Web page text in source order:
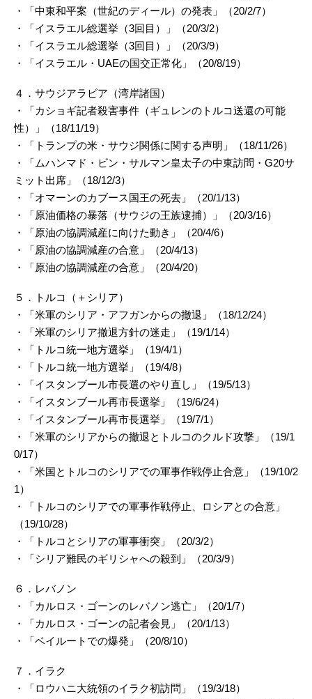
・「中東和平案（世紀のディール）の発表」（20/2/7）
・「イスラエル総選挙（3回目）」（20/3/2）
・「イスラエル総選挙（3回目）」（20/3/9）
・「イスラエル・UAEの国交正常化」（20/8/19）
４．サウジアラビア（湾岸諸国）
・「カショギ記者殺害事件（ギュレンのトルコ送還の可能
性）」（18/11/19）
・「トランプの米・サウジ関係に関する声明」（18/11/26）
・「ムハンマド・ビン・サルマン皇太子の中東訪問・G20サ
ミット出席」（18/12/3）
・「オマーンのカブース国王の死去」（20/1/13）
・「原油価格の暴落（サウジの王族逮捕）」（20/3/16）
・「原油の協調減産に向けた動き」（20/4/6）
・「原油の協調減産の合意」（20/4/13）
・「原油の協調減産の合意」（20/4/20）
５．トルコ（＋シリア）
・「米軍のシリア・アフガンからの撤退」（18/12/24）
・「米軍のシリア撤退方針の迷走」（19/1/14）
・「トルコ統一地方選挙」（19/4/1）
・「トルコ統一地方選挙」（19/4/8）
・「イスタンブール市長選のやり直し」（19/5/13）
・「イスタンブール再市長選挙」（19/6/24）
・「イスタンブール再市長選挙」（19/7/1）
・「米軍のシリアからの撤退とトルコのクルド攻撃」（19/1
0/17）
・「米国とトルコのシリアでの軍事作戦停止合意」（19/10/2
1）
・「トルコのシリアでの軍事作戦停止、ロシアとの合意」
（19/10/28）
・「トルコとシリアの軍事衝突」（20/3/2）
・「シリア難民のギリシャへの殺到」（20/3/9）
６．レバノン
・「カルロス・ゴーンのレバノン逃亡」（20/1/7）
・「カルロス・ゴーンの記者会見」（20/1/13）
・「ベイルートでの爆発」（20/8/10）
７．イラク
・「ロウハニ大統領のイラク初訪問」（19/3/18）